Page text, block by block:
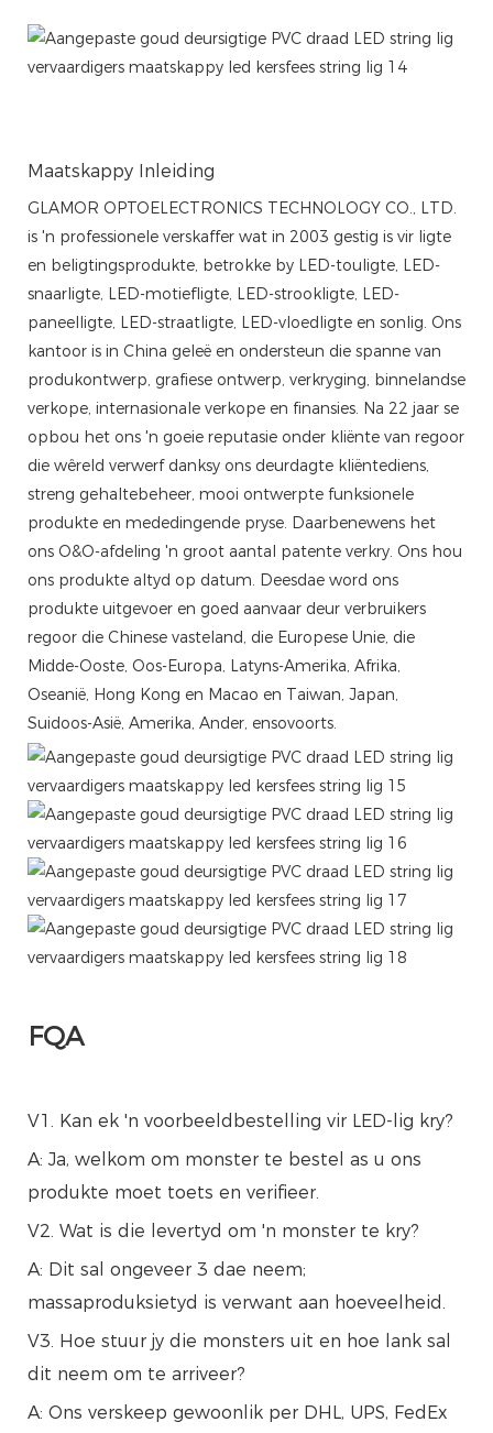
Maatskappy Inleiding
GLAMOR OPTOELECTRONICS TECHNOLOGY CO., LTD.
is 'n professionele verskaffer wat in 2003 gestig is vir ligte
en beligtingsprodukte, betrokke by LED-touligte, LED-
snaarligte, LED-motiefligte, LED-strookligte, LED-
paneelligte, LED-straatligte, LED-vloedligte en sonlig. Ons
kantoor is in China geleë en ondersteun die spanne van
produkontwerp, grafiese ontwerp, verkryging, binnelandse
verkope, internasionale verkope en finansies. Na 22 jaar se
opbou het ons 'n goeie reputasie onder kliënte van regoor
die wêreld verwerf danksy ons deurdagte kliëntediens,
streng gehaltebeheer, mooi ontwerpte funksionele
produkte en mededingende pryse. Daarbenewens het
ons O&O-afdeling 'n groot aantal patente verkry. Ons hou
ons produkte altyd op datum. Deesdae word ons
produkte uitgevoer en goed aanvaar deur verbruikers
regoor die Chinese vasteland, die Europese Unie, die
Midde-Ooste, Oos-Europa, Latyns-Amerika, Afrika,
Oseanië, Hong Kong en Macao en Taiwan, Japan,
Suidoos-Asië, Amerika, Ander, ensovoorts.
FQA
V1. Kan ek 'n voorbeeldbestelling vir LED-lig kry?
A: Ja, welkom om monster te bestel as u ons
produkte moet toets en verifieer.
V2. Wat is die levertyd om 'n monster te kry?
A: Dit sal ongeveer 3 dae neem;
massaproduksietyd is verwant aan hoeveelheid.
V3. Hoe stuur jy die monsters uit en hoe lank sal
dit neem om te arriveer?
A: Ons verskeep gewoonlik per DHL, UPS, FedEx